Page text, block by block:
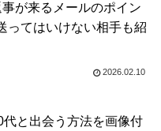
が来るメールのポイン
ってはいけない相手も紹
2026.02.10
代と出会う方法を画像付